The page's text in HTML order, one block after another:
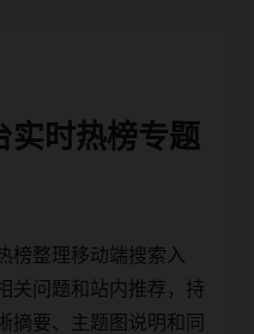
实时热榜专题
榜整理移动端搜索入
关问题和站内推荐，持
摘要、主题图说明和同